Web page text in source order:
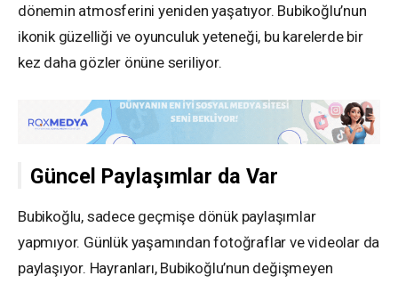
dönemin atmosferini yeniden yaşatıyor. Bubikoğlu’nun
ikonik güzelliği ve oyunculuk yeteneği, bu karelerde bir
kez daha gözler önüne seriliyor.
Güncel Paylaşımlar da Var
Bubikoğlu, sadece geçmişe dönük paylaşımlar
yapmıyor. Günlük yaşamından fotoğraflar ve videolar da
paylaşıyor. Hayranları, Bubikoğlu’nun değişmeyen